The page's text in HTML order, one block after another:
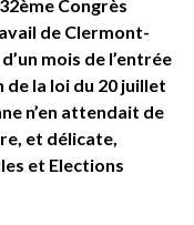
Congrès
de Clermont-
mois de l’entrée
la loi du 20 juillet
n’en attendait de
et délicate,
et Elections